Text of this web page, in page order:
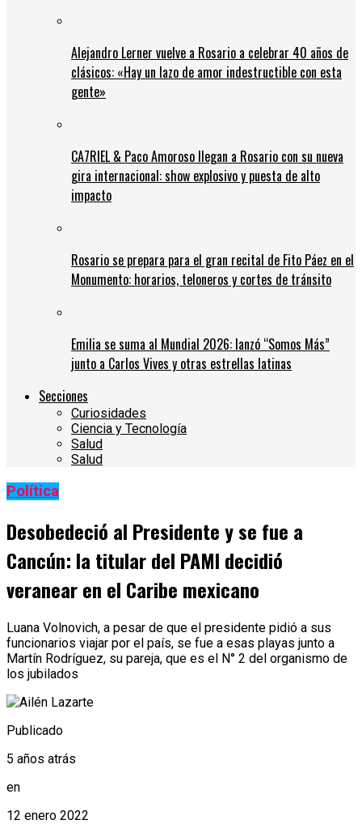
Alejandro Lerner vuelve a Rosario a celebrar 40 años de
clásicos: «Hay un lazo de amor indestructible con esta
gente»
CA7RIEL & Paco Amoroso llegan a Rosario con su nueva
gira internacional: show explosivo y puesta de alto
impacto
Rosario se prepara para el gran recital de Fito Páez en el
Monumento: horarios, teloneros y cortes de tránsito
Emilia se suma al Mundial 2026: lanzó “Somos Más”
junto a Carlos Vives y otras estrellas latinas
Secciones
Curiosidades
Ciencia y Tecnología
Salud
Salud
Política
Desobedeció al Presidente y se fue a
Cancún: la titular del PAMI decidió
veranear en el Caribe mexicano
Luana Volnovich, a pesar de que el presidente pidió a sus
funcionarios viajar por el país, se fue a esas playas junto a
Martín Rodríguez, su pareja, que es el N° 2 del organismo de
los jubilados
Publicado
5 años atrás
en
12 enero 2022